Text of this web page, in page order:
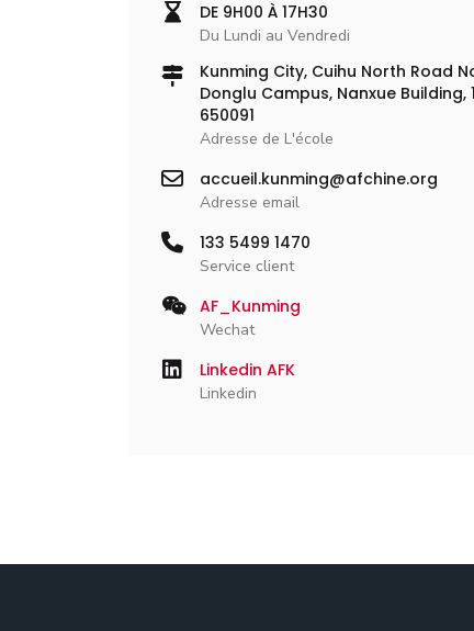
DE 9H00 À 17H30
Du Lundi au Vendredi
Kunming City, Cuihu North Road
Donglu Campus, Nanxue Building,
650091
Adresse de L'école
accueil.kunming@afchine.org
Adresse email
133 5499 1470
Service client
AF_Kunming
Wechat
Linkedin AFK
Linkedin